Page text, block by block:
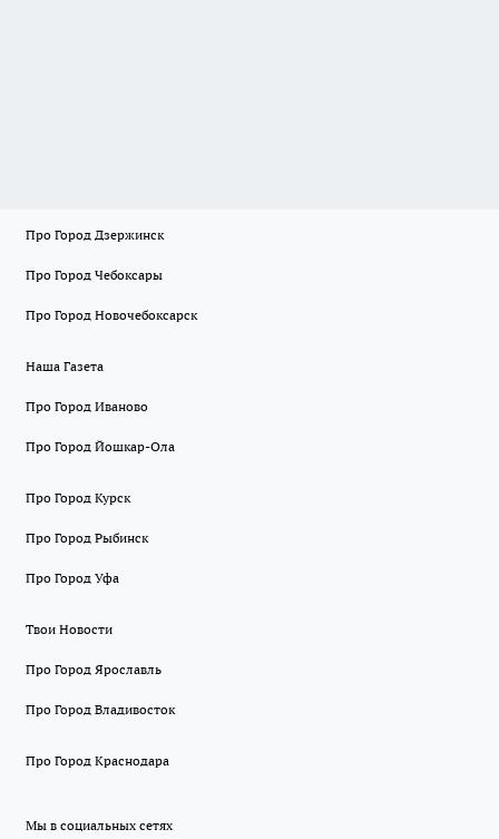
Про Город Дзержинск
Про Город Чебоксары
Про Город Новочебоксарск
Наша Газета
Про Город Иваново
Про Город Йошкар-Ола
Про Город Курск
Про Город Рыбинск
Про Город Уфа
Твои Новости
Про Город Ярославль
Про Город Владивосток
Про Город Краснодара
Мы в социальных сетях